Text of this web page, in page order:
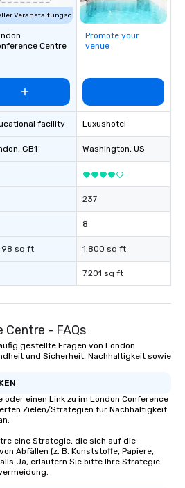
Veranstaltungsort
Centre
facility
, GB1
sq ft
Promote your
venue
Luxushotel
Washington, US
237
8
1.800 sq ft
7.201 sq ft
Centre - FAQs
gestellte Fragen von London
und Sicherheit, Nachhaltigkeit sowie
einen Link zu im London Conference
Zielen/Strategien für Nachhaltigkeit
eine Strategie, die sich auf die
Abfällen (z. B. Kunststoffe, Papiere,
Ja, erläutern Sie bitte Ihre Strategie